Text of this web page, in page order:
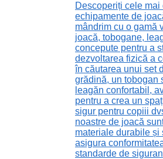
Descoperiți cele
echipamente de
mândrim cu o gamă
joacă, tobogane,
concepute pentru a
dezvoltarea fizică a
în căutarea unui set
grădină, un tobogan
leagăn confortabil,
pentru a crea un
sigur pentru copiii
noastre de joacă
materiale durabile și
asigura
standarde de